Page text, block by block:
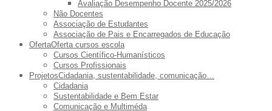
Avaliação Desempenho Docente 2025/2026
Não Docentes
Associação de Estudantes
Associação de Pais e Encarregados de Educação
OfertaOferta cursos escola
Cursos Científico-Humanísticos
Cursos Profissionais
ProjetosCidadania, sustentabilidade, comunicação…
Cidadania
Sustentabilidade e Bem Estar
Comunicação e Multiméda